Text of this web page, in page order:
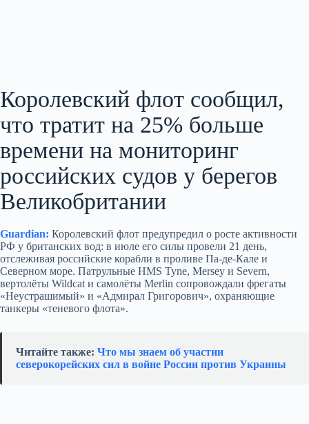
Королевский флот сообщил,
что тратит на 25% больше
времени на мониторинг
российских судов у берегов
Великобритании
Guardian: Королевский флот предупредил о росте активности
РФ у британских вод: в июле его силы провели 21 день,
отслеживая российские корабли в проливе Па-де-Кале и
Северном море. Патрульные HMS Tyne, Mersey и Severn,
вертолёты Wildcat и самолёты Merlin сопровождали фрегаты
«Неустрашимый» и «Адмирал Григорович», охраняющие
танкеры «теневого флота».
Читайте также: Что мы знаем об участии
северокорейских сил в войне России против Украины